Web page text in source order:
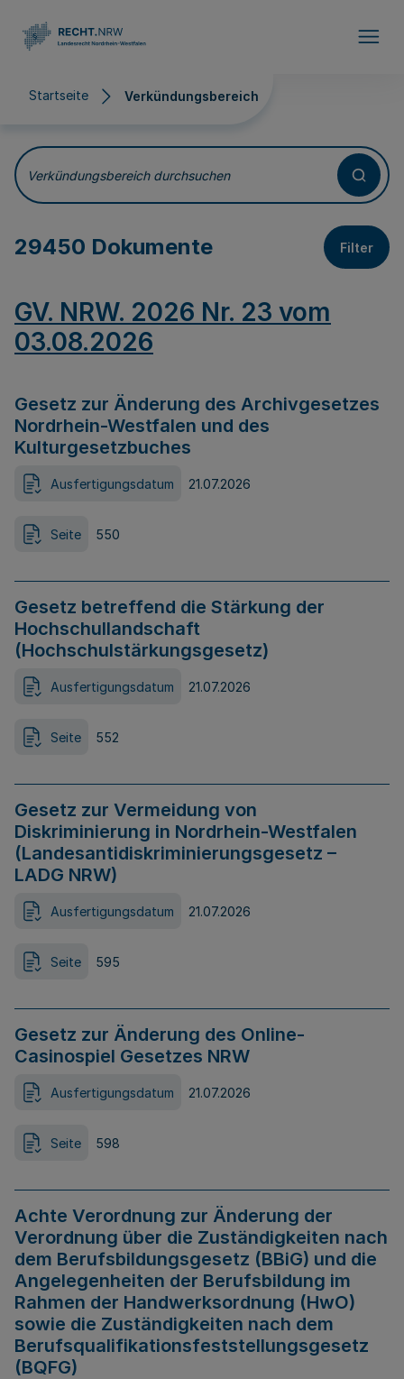
Startseite Verkündungsbereich
Verkündungsbereich
Verkündungsbereich durchsuchen
29450 Dokumente Filter
GV. NRW. 2026 Nr. 23 vom
03.08.2026
Gesetz zur Änderung des Archivgesetzes
Nordrhein-Westfalen und des
Kulturgesetzbuches
Ausfertigungsdatum 21.07.2026
Seite 550
Gesetz betreffend die Stärkung der
Hochschullandschaft
(Hochschulstärkungsgesetz)
Ausfertigungsdatum 21.07.2026
Seite 552
Gesetz zur Vermeidung von
Diskriminierung in Nordrhein-Westfalen
(Landesantidiskriminierungsgesetz –
LADG NRW)
Ausfertigungsdatum 21.07.2026
Seite 595
Gesetz zur Änderung des Online-
Casinospiel Gesetzes NRW
Ausfertigungsdatum 21.07.2026
Seite 598
Achte Verordnung zur Änderung der
Verordnung über die Zuständigkeiten nach
dem Berufsbildungsgesetz (BBiG) und die
Angelegenheiten der Berufsbildung im
Rahmen der Handwerksordnung (HwO)
sowie die Zuständigkeiten nach dem
Berufsqualifikationsfeststellungsgesetz
(BQFG)